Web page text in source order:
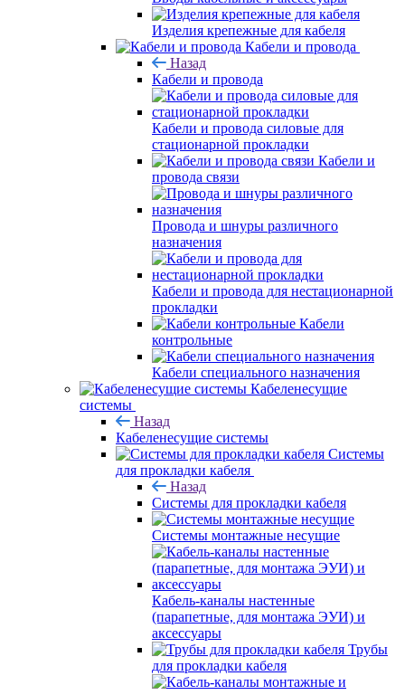
Изделия крепежные для кабеля
Кабели и провода
Назад
Кабели и провода
Кабели и провода силовые для
стационарной прокладки
Кабели и
провода связи
Провода и шнуры различного
назначения
Кабели и провода для нестационарной
прокладки
Кабели
контрольные
Кабели специального назначения
Кабеленесущие
системы
Назад
Кабеленесущие системы
Системы
для прокладки кабеля
Назад
Системы для прокладки кабеля
Системы монтажные несущие
Кабель-каналы настенные
(парапетные, для монтажа ЭУИ) и
аксессуары
Трубы
для прокладки кабеля